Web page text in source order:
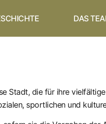
DAS
Stadt, die für ihre
sportlichen und